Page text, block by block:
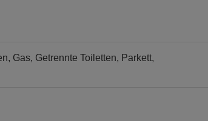
Gas Getrennte Toiletten
Parkett